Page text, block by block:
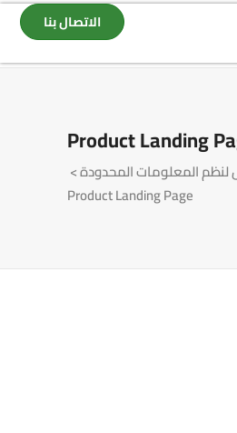
الاتصال بنا
Product Landing
لنظم المعلومات المحدودة>
Product Landing Page